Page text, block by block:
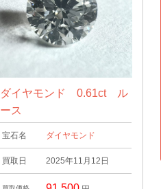
ダイヤモンド 0.61ct ル
ース
宝石名 ダイヤモンド
買取日 2025年11月12日